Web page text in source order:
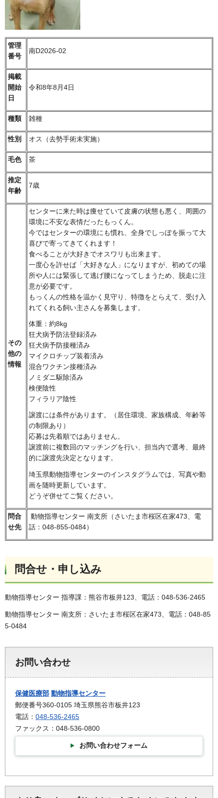
管理
番号
南D2026-02
掲載
開始
日
令和8年8月4日
種類 雑種
性別 オス（去勢手術未実施）
毛色 茶
推定
年齢
7歳
その
他の
情報
センターに来た時は痩せていて皮膚の状態も悪く、周囲の
環境に不安な表情だったもっくん。
今ではセンターの環境にも慣れ、全身でしっぽを振って大
喜びで寄ってきてくれます！
食べることが大好きでオスワリも出来ます。
一度心を許せば「大好きな人」になりますが、初めての場
所や人には緊張して逃げ腰になってしまうため、脱走に注
意が必要です。
もっくんの性格を温かく見守り、特徴をとらえて、受け入
れてくれる飼い主さんを募集します。
体重：約8kg
狂犬病予防法登録済み
狂犬病予防接種済み
マイクロチップ装着済み
混合ワクチン接種済み
ノミダニ駆除済み
検便陰性
フィラリア陰性
譲渡には条件があります。（居住環境、家族構成、年齢等
の制限あり）
応募は先着順ではありません。
譲渡前に複数回のマッチングを行い、担当内で選考、最終
的に譲渡先決定となります。
埼玉県動物指導センターのインスタグラムでは、写真や動
画を随時更新しています。
どうぞ併せてご覧ください。
問合
せ先
動物指導センター 南支所（さいたま市桜区在家473、電
話：048-855-0484）
問合せ・申し込み
動物指導センター 指導課：熊谷市板井123、電話：048-536-2465
動物指導センター 南支所：さいたま市桜区在家473、電話：048-85
5-0484
お問い合わせ
保健医療部 動物指導センター
郵便番号360-0105 埼玉県熊谷市板井123
電話： 048-536-2465
ファックス：048-536-0800
お問い合わせフォーム